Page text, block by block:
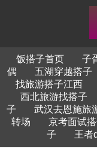
饭搭子首页 子
偶
五湖穿越搭子
找旅游搭子江西
西北旅游找搭子
子
武汉去恩施旅
转场
京考面试
子
王者